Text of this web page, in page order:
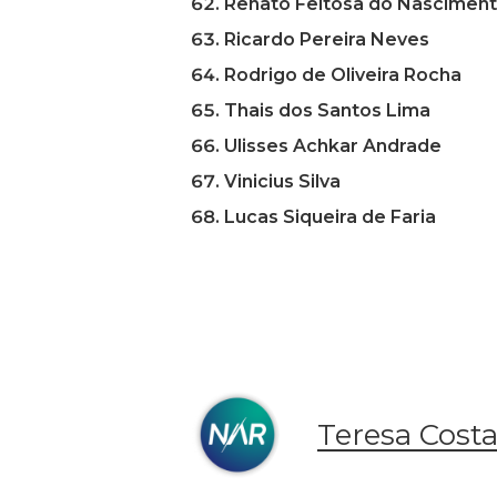
Ricardo Pereira Neves
Rodrigo de Oliveira Rocha
Thais dos Santos Lima
Ulisses Achkar Andrade
Vinicius Silva
Lucas Siqueira de Faria
Teresa Costa